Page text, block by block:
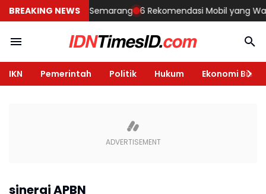
BREAKING NEWS
Rumah di Semarang 6 Rekomendasi Mobil yang
IKN Pemerintah Politik Hukum Ekonomi Bisnis
sinergi APBN